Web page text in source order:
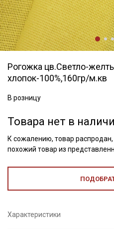
Рогожка цв.Светло-
хлопок-100%,160гр/м.кв
В розницу
Товара нет в
К сожалению, товар
похожий товар из
Характеристики